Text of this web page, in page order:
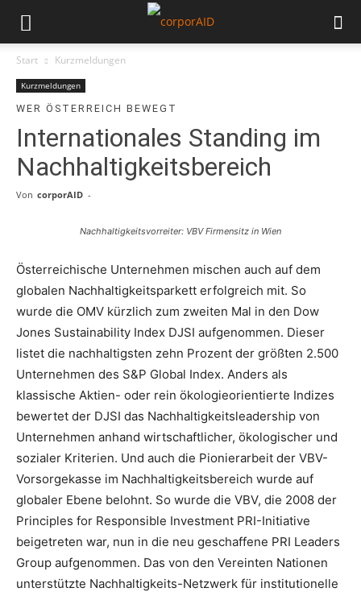
Start Kurzmeldungen
Kurzmeldungen
WER ÖSTERREICH BEWEGT
Internationales Standing im
Nachhaltigkeitsbereich
Von corporAID -
Nachhaltigkeitsvorreiter: VBV Firmensitz in Wien
Österreichische Unternehmen mischen auch auf dem
globalen Nachhaltigkeitsparkett erfolgreich mit. So
wurde die OMV kürzlich zum zweiten Mal in den Dow
Jones Sustainability Index DJSI aufgenommen. Dieser
listet die nachhaltigsten zehn Prozent der größten 2.500
Unternehmen des S&P Global Index. Anders als
klassische Aktien- oder rein ökologieorientierte Indizes
bewertet der DJSI das Nachhaltigkeitsleadership von
Unternehmen anhand wirtschaftlicher, ökologischer und
sozialer Kriterien. Und auch die Pionierarbeit der VBV-
Vorsorgekasse im Nachhaltigkeitsbereich wurde auf
globaler Ebene belohnt. So wurde die VBV, die 2008 der
Principles for Responsible Investment PRI-Initiative
beigetreten war, nun in die neu geschaffene PRI Leaders
Group aufgenommen. Das von den Vereinten Nationen
unterstützte Nachhaltigkeits-Netzwerk für institutionelle